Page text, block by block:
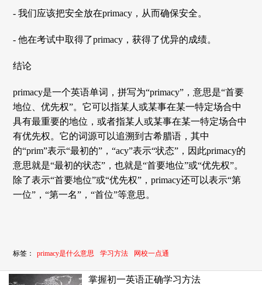
- 我们应该把安全放在primacy，从而确保安全。
- 他在考试中取得了primacy，获得了优异的成绩。
结论
primacy是一个英语单词，拼写为“primacy”，意思是“首要
地位、优先权”。它可以指某人或某事在某一特定场合中
具有最重要的地位，或者指某人或某事在某一特定场合中
有优先权。它的词源可以追溯到古希腊语，其中
的“prim”表示“最初的”，“acy”表示“状态”，因此primacy的
意思就是“最初的状态”，也就是“首要地位”或“优先权”。
除了表示“首要地位”或“优先权”，primacy还可以表示“第
一位”，“第一名”，“首位”等意思。
标签： primacy是什么意思 学习方法 网校一点通
掌握初一英语正确学习方法